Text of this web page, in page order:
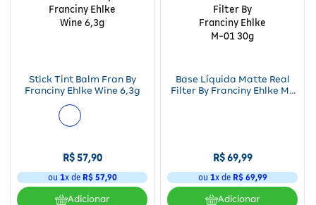
Stick Tint Balm Fran By
Franciny Ehlke Wine 6,3g
R$57,90
ou 1x de R$ 57,90
Adicionar
Base Líquida Matte Real
Filter By Franciny Ehlke M-
R$69,99
ou 1x de R$ 69,99
Adicionar